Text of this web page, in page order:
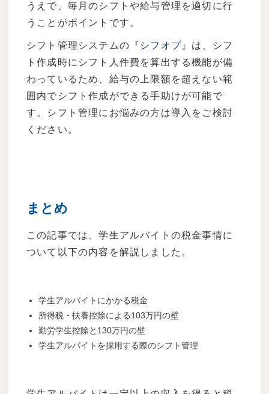
うえで、毎月のシフトや給与管理を適切に行
うことがポイントです。
シフト管理システムの『 シフオプ 』は、シフ
ト作成時にシフト人件費を算出する機能が備
わっているため、給与の上限額を超えない範
囲内でシフト作成ができる手助けが可能で
す。シフト管理にお悩みの方は導入をご検討
ください。
まとめ
この記事では、学生アルバイトの税金事情に
ついて以下の内容を解説しました。
学生アルバイトにかかる税金
所得税・扶養控除による103万円の壁
勤労学生控除と130万円の壁
学生アルバイトを採用する際のシフト管理